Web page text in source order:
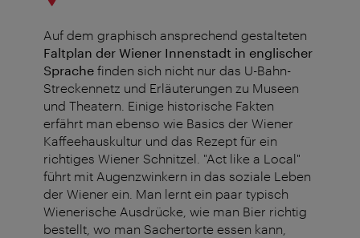
Auf dem graphisch ansprechend gestalteten
Faltplan der Wiener Innenstadt in englischer
Sprache finden sich nicht nur das U-Bahn-
Streckennetz und Erläuterungen zu Museen
und Theatern. Einige historische Fakten
erfährt man ebenso wie Basics der Wiener
Kaffeehauskultur und das Rezept für ein
richtiges Wiener Schnitzel. "Act like a Local"
führt mit Augenzwinkern in das soziale Leben
der Wiener ein. Man lernt ein paar typisch
Wienerische Ausdrücke, wie man Bier richtig
bestellt, wo man Sachertorte essen kann,